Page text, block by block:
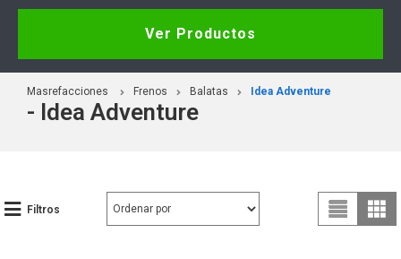
Ver Productos
Masrefacciones Frenos Balatas Idea Adventure
- Idea Adventure
Filtros